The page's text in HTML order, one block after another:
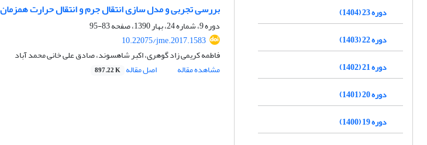
بررسی تجربی و مدل سازی انتقال جرم و انتقال حرارت همزمان
دوره 9، شماره 24، بهار 1390، صفحه
83-95
10.22075/jme.2017.1583
فاطمه کریمی زاد گوهری، اکبر شاهسوند، صادق علی خانی محمد آباد
مشاهده مقاله
اصل مقاله 897.22 K
دوره 23 (1404)
دوره 22 (1403)
دوره 21 (1402)
دوره 20 (1401)
دوره 19 (1400)